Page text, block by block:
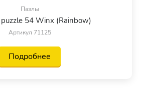
Пазлы
54 Winx (Rainbow)
Артикул 71125
Подробнее